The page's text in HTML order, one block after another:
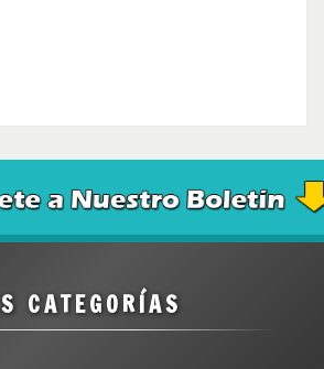
CATEGORÍAS